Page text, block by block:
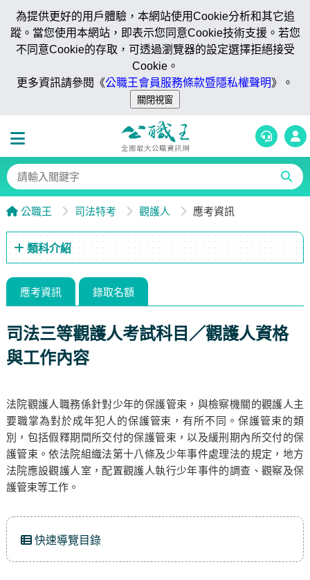
為提供更好的用戶體驗，本網站使用Cookie分析和其它追
蹤。當您使用本網站，即表示您同意Cookie技術支援。若您
不同意Cookie的存取，可透過瀏覽器的設定選擇拒絕接受
Cookie。
更多資訊請參閱《公職王會員服務條款暨隱私權聲明》。
公職王 司法特考 觀護人 應考資訊
類科介紹
應考資訊 錄取名額
司法三等觀護人考試科目／觀護人資格
與工作內容
法院觀護人職務係針對少年的保護管束，與檢察機關的觀護人主
要職掌為對於成年犯人的保護管束，有所不同。保護管束的類
別，包括假釋期間所交付的保護管束，以及緩刑期內所交付的保
護管束。依法院組織法第十八條及少年事件處理法的規定，地方
法院應設觀護人室，配置觀護人執行少年事件的調查、觀察及保
護管束等工作。
快速導覽目錄